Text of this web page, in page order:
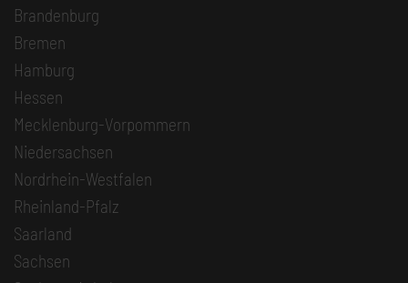
Brandenburg
Bremen
Hamburg
Hessen
Mecklenburg-Vorpommern
Niedersachsen
Nordrhein-Westfalen
Rheinland-Pfalz
Saarland
Sachsen